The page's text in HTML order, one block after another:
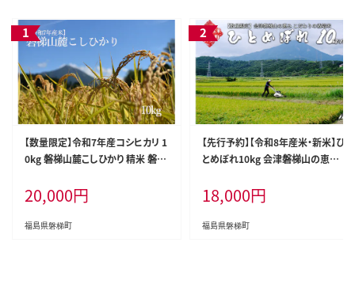
【数量限定】令和7年産コシヒカリ 1
0kg 磐梯山麓こしひかり 精米 磐梯
20,000円
福島県磐梯町
【先行予約】【令和8年産米・新米】ひ
とめぼれ10kg 会津磐梯山の恵み
頃より発送予定 減農薬 会津産 福
島産
18,000円
福島県磐梯町